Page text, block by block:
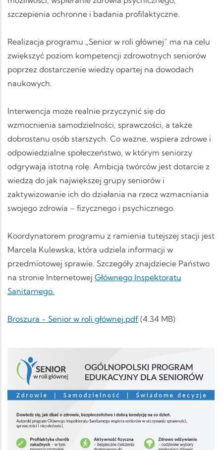
szczepienia ochronne i badania profilaktyczne.
Realizacja programu „Senior w roli głównej” ma na celu
zwiększyć poziom kompetencji zdrowotnych seniorów
poprzez dostarczenie wiedzy opartej na dowodach
naukowych.
Interwencja może realnie przyczynić się do
wzmocnienia samodzielności, sprawczości, a także
dobrostanu osób starszych. Co ważne, wspiera zdrowe i
odpowiedzialne społeczeństwo, w którym seniorzy
odgrywają istotną rolę. Ambicją twórców jest dotarcie z
wiedzą do jak największej grupy seniorów i
zaktywizowanie ich do działania na rzecz wzmacniania
swojego zdrowia – fizycznego i psychicznego.
Koordynatorem programu z ramienia tutejszej stacji jest
Marcela Kulewska, która udziela informacji w
przedmiotowej sprawie. Szczegóły znajdziecie Państwo
na stronie Internetowej Głównego Inspektoratu
Sanitarnego.
Dokument
Broszura - Senior w roli głównej.pdf (4.34 MB)